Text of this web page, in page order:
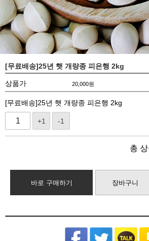
[무료배송]25년 햇 개량종 피은행 2kg
상품가 20,000원
[무료배송]25년 햇 개량종 피은행 2kg
+1 -1
총
바로 구매하기 장바구니